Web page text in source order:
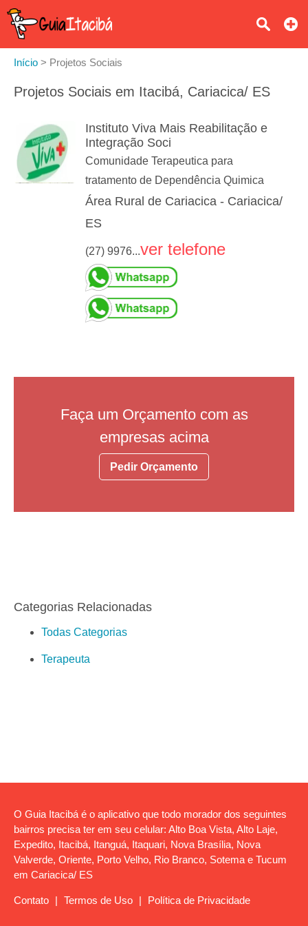
Início > Projetos Sociais
Projetos Sociais em Itacibá, Cariacica/ ES
Instituto Viva Mais Reabilitação e
Integração Soci
Comunidade Terapeutica para
tratamento de Dependência Quimica
Área Rural de Cariacica - Cariacica/
ES
(27) 9976...ver telefone
Faça um Orçamento com as
empresas acima
Pedir Orçamento
Categorias Relacionadas
Todas Categorias
Terapeuta
O Guia Itacibá é o aplicativo que todo morador dos seguintes
bairros precisa ter em seu celular: Alto Boa Vista, Alto Laje,
Expedito, Itacibá, Itanguá, Itaquari, Nova Brasília, Nova
Valverde, Oriente, Porto Velho, Rio Branco, Sotema e Tucum
em Cariacica/ ES
Contato | Termos de Uso | Política de Privacidade